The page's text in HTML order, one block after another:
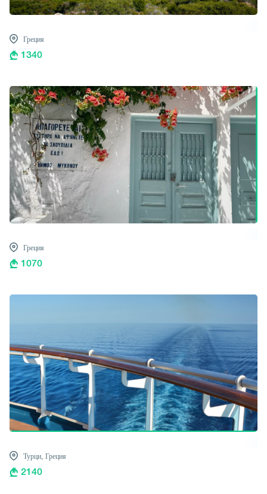
Греция
1340
Греция
1070
Турци, Греция
2140